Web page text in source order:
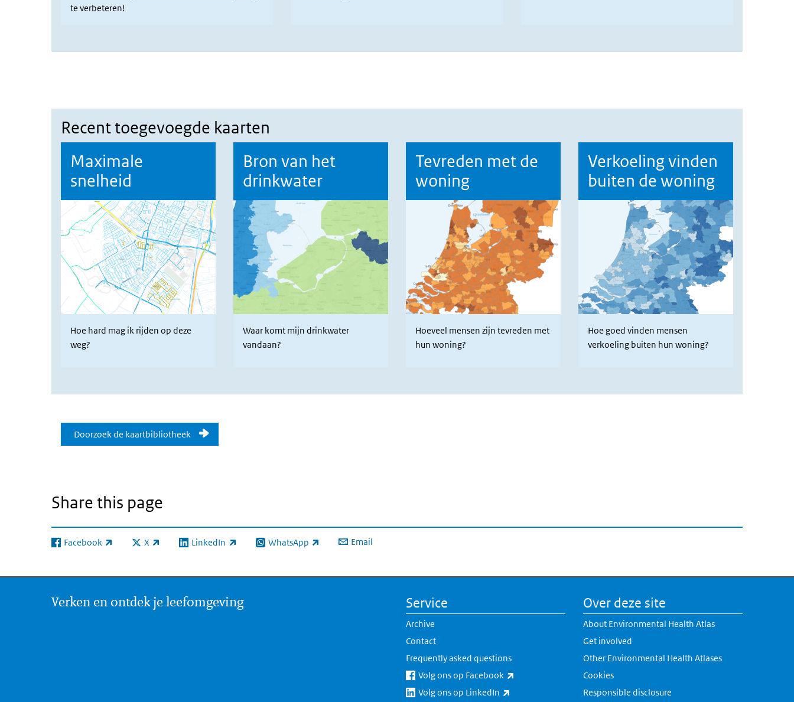
te verbeteren!
Recent toegevoegde kaarten
Maximale
snelheid
Hoe hard mag ik rijden op deze
weg?
Bron van het
drinkwater
Waar komt mijn drinkwater
vandaan?
Tevreden met de
woning
Hoeveel mensen zijn tevreden met
hun woning?
Verkoeling vinden
buiten de woning
Hoe goed vinden mensen
verkoeling buiten hun woning?
Doorzoek onze kaartenbibliotheek
Doorzoek de kaartbibliotheek
Share this page
Facebook
(link is external) X
(link is external)LinkedIn
(link is external) WhatsApp
(link is external) Email
Verken en ontdek je leefomgeving Service
Archive
Contact
Frequently asked questions
Volg ons op Facebook
Volg ons op LinkedIn
Over deze site
About Environmental Health Atlas
Get involved
Other Environmental Health Atlases
Cookies
Responsible disclosure